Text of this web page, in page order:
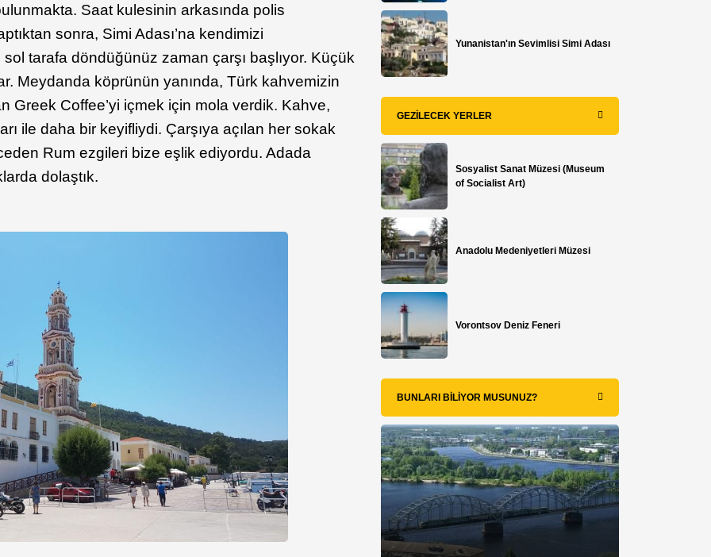
Saat kulesinin arkasında polis
sonra, Simi Adası’na kendimizi
sol tarafa döndüğünüz zaman çarşı başlıyor. Küçük
Meydanda köprünün yanında, Türk kahvemizin
Greek Coffee’yi içmek için mola verdik. Kahve,
ile daha bir keyifliydi. Çarşıya açılan her sokak
Rum ezgileri bize eşlik ediyordu. Adada
dolaştık.
Yunanistan'ın Sevimlisi Simi Adası
GEZILECEK YERLER
Sosyalist Sanat Müzesi (Museum
of Socialist Art)
Anadolu Medeniyetleri Müzesi
Vorontsov Deniz Feneri
BUNLARI BILIYOR MUSUNUZ?